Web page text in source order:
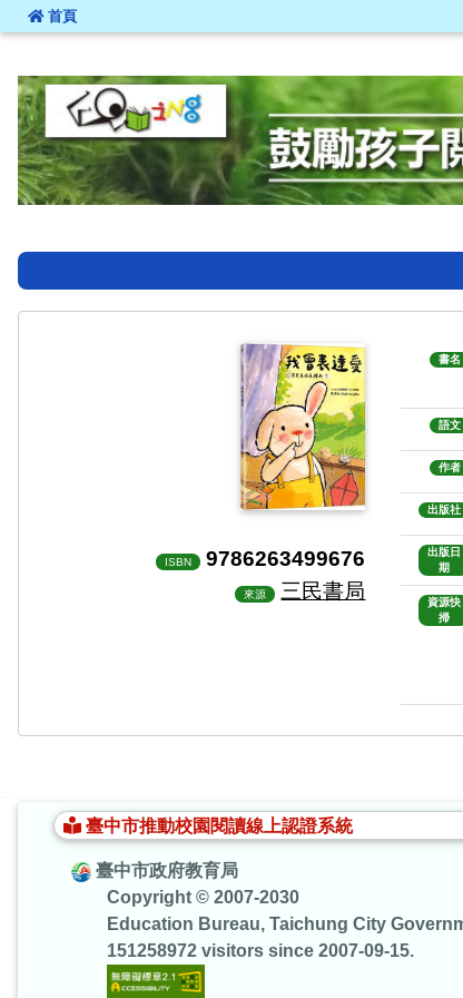
::: 首頁
ISBN 9786263499676
來源 三民書局
書名
語文
作者
出版社
出版日
期
資源快
掃
臺中市推動校園閱讀線上認證系統
臺中市政府教育局
Copyright © 2007-2030
Education Bureau, Taichung City
151258972 visitors since 2007-09-15.